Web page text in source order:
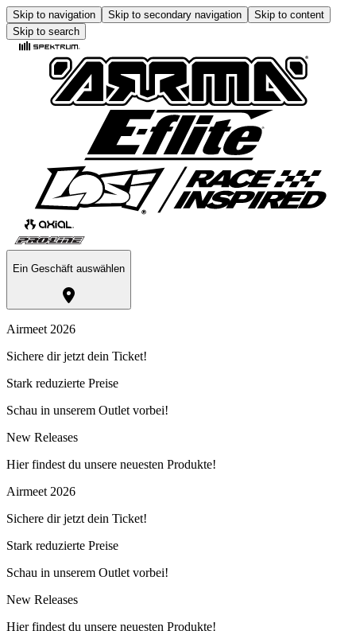
Skip to navigation Skip to secondary navigation
Skip to content
Skip to search
Ein Geschäft auswählen
Airmeet 2026
Sichere dir jetzt dein Ticket!
Stark reduzierte Preise
Schau in unserem Outlet vorbei!
New Releases
Hier findest du unsere neuesten Produkte!
Airmeet 2026
Sichere dir jetzt dein Ticket!
Stark reduzierte Preise
Schau in unserem Outlet vorbei!
New Releases
Hier findest du unsere neuesten Produkte!